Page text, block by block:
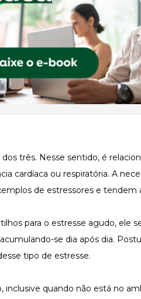
três. Nesse sentido, é
cardíaca ou respiratória. A
de estressores e tendem
para o estresse agudo, ele
se dia após dia.
tipo de estresse.
inclusive quando não está no